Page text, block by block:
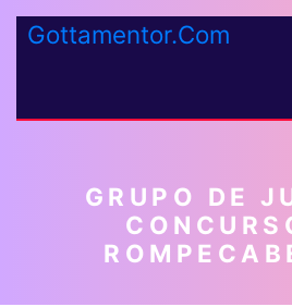
Gottamentor.Com
GRUPO DE